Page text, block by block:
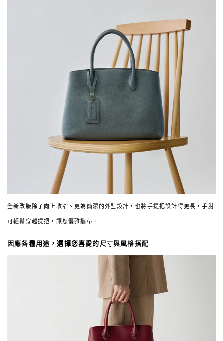
全新改版除了向上收窄、更為簡潔的外型設計，也將手提把設計得更長，手肘
可輕鬆穿越提把，讓您優雅攜帶。
因應各種用途，選擇您喜愛的尺寸與風格搭配